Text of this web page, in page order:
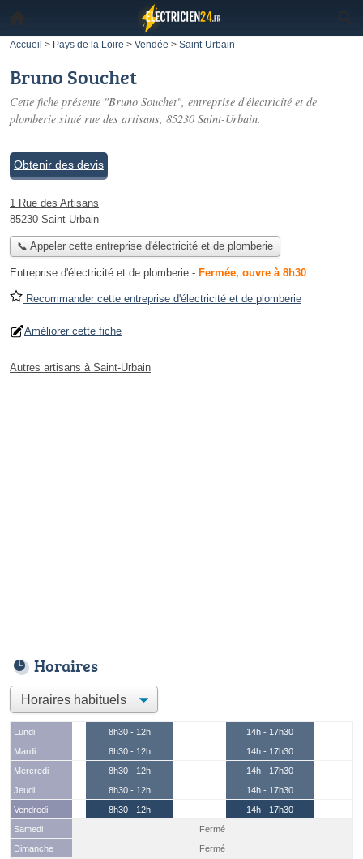
Accueil > Pays de la Loire > Vendée > Saint-Urbain
Bruno Souchet
Cette fiche présente "Bruno Souchet", entreprise d'électricité et de
plomberie situé rue des artisans, 85230 Saint-Urbain.
Obtenir des devis
1 Rue des Artisans
85230 Saint-Urbain
📞 Appeler cette entreprise d'électricité et de plomberie
Entreprise d'électricité et de plomberie - Fermée, ouvre à 8h30
Recommander cette entreprise d'électricité et de plomberie
Améliorer cette fiche
Autres artisans à Saint-Urbain
Horaires
Lundi 8h30 - 12h
14h - 17h30
Mardi
8h30 - 12h
14h - 17h30
Mercredi
8h30 - 12h
14h - 17h30
Jeudi
8h30 - 12h
14h - 17h30
Vendredi
8h30 - 12h
14h - 17h30
Samedi
Fermé
Dimanche
Fermé